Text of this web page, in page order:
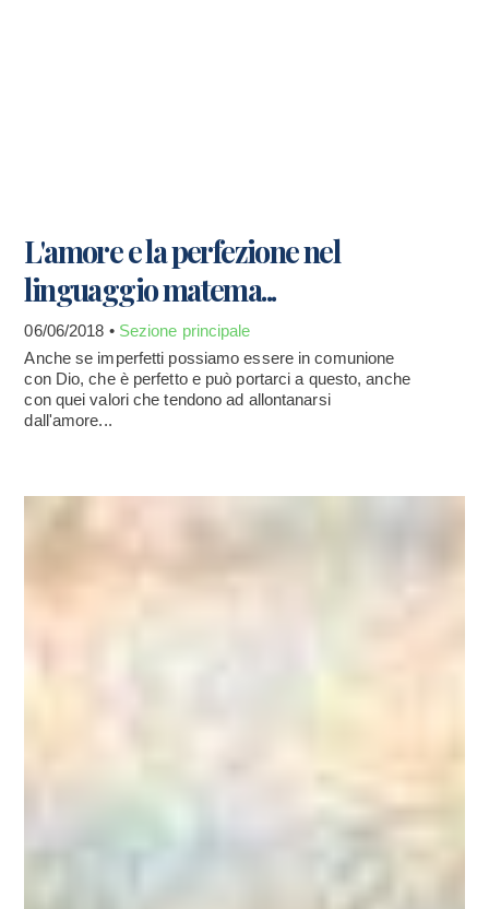
L'amore e la perfezione nel
linguaggio matema...
06/06/2018 • Sezione principale
Anche se imperfetti possiamo essere in comunione
con Dio, che è perfetto e può portarci a questo, anche
con quei valori che tendono ad allontanarsi
dall'amore...